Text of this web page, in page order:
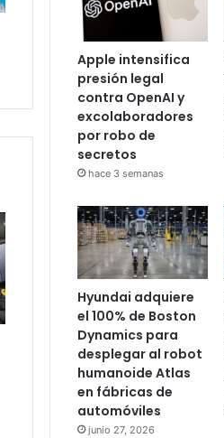
Apple intensifica
presión legal
contra OpenAI y
excolaboradores
por robo de
secretos
hace 3 semanas
Hyundai adquiere
el 100% de Boston
Dynamics para
desplegar al robot
humanoide Atlas
en fábricas de
automóviles
junio 27, 2026